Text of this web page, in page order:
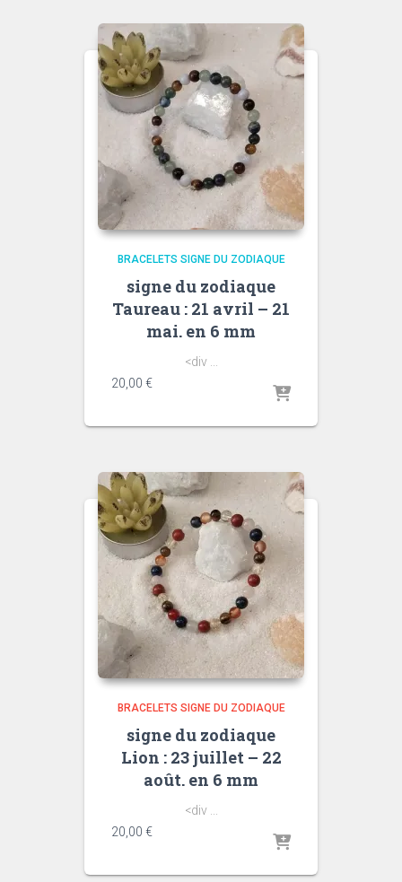
BRACELETS SIGNE DU ZODIAQUE
signe du zodiaque
Taureau : 21 avril – 21
mai. en 6 mm
<div ...
20,00 €
BRACELETS SIGNE DU ZODIAQUE
signe du zodiaque
Lion : 23 juillet – 22
août. en 6 mm
<div ...
20,00 €